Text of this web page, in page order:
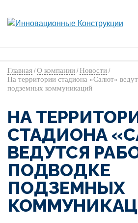
Главная / О компании / Новости /
На территории стадиона «Салют»
подземных коммуникаций
НА
СТАДИОНА
ВЕДУТСЯ
ПОДВОДКЕ
ПОДЗЕМНЫХ